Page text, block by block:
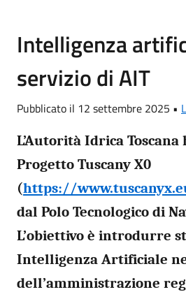
Intelligenza
servizio di AIT
Pubblicato il 12 settembre 2025 •
L’Autorità Idrica
Progetto Tuscany X0
(https://
dal Polo Tecnologico di
L’obiettivo è introdurre
Intelligenza Artificiale
dell’amministrazione